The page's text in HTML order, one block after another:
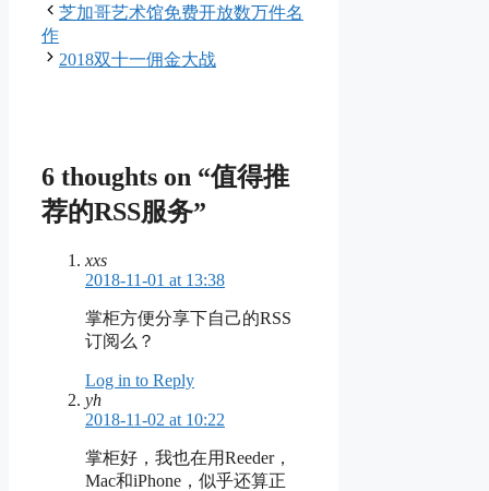
芝加哥艺术馆免费开放数万件名
作
2018双十一佣金大战
6 thoughts on “值得推
荐的RSS服务”
xxs
2018-11-01 at 13:38
掌柜方便分享下自己的RSS
订阅么？
Log in to Reply
yh
2018-11-02 at 10:22
掌柜好，我也在用Reeder，
Mac和iPhone，似乎还算正